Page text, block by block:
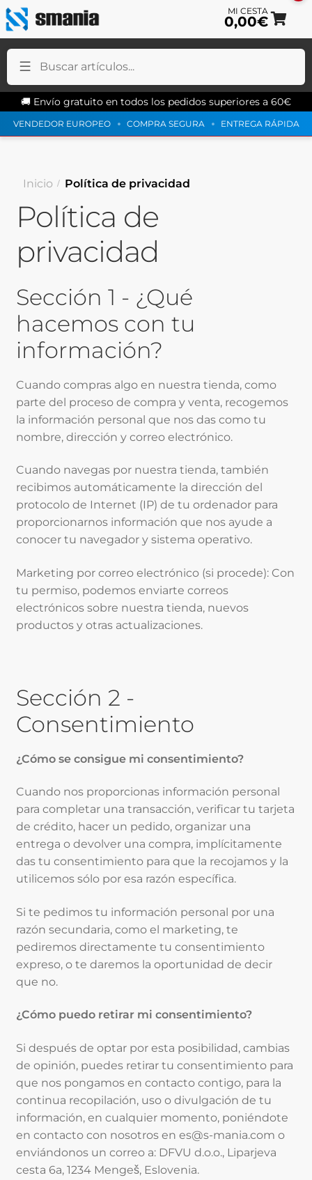
🚚 Envío gratuito en todos los pedidos superiores a 60€
VENDEDOR EUROPEO COMPRA SEGURA ENTREGA RÁPIDA
0,00€
Inicio Política de privacidad
Política de
privacidad
Sección 1 - ¿Qué
hacemos con tu
información?
Cuando compras algo en nuestra tienda, como
parte del proceso de compra y venta, recogemos
la información personal que nos das como tu
nombre, dirección y correo electrónico.
Cuando navegas por nuestra tienda, también
recibimos automáticamente la dirección del
protocolo de Internet (IP) de tu ordenador para
proporcionarnos información que nos ayude a
conocer tu navegador y sistema operativo.
Marketing por correo electrónico (si procede): Con
tu permiso, podemos enviarte correos
electrónicos sobre nuestra tienda, nuevos
productos y otras actualizaciones.
Sección 2 -
Consentimiento
¿Cómo se consigue mi consentimiento?
Cuando nos proporcionas información personal
para completar una transacción, verificar tu tarjeta
de crédito, hacer un pedido, organizar una
entrega o devolver una compra, implícitamente
das tu consentimiento para que la recojamos y la
utilicemos sólo por esa razón específica.
Si te pedimos tu información personal por una
razón secundaria, como el marketing, te
pediremos directamente tu consentimiento
expreso, o te daremos la oportunidad de decir
que no.
¿Cómo puedo retirar mi consentimiento?
Si después de optar por esta posibilidad, cambias
de opinión, puedes retirar tu consentimiento para
que nos pongamos en contacto contigo, para la
continua recopilación, uso o divulgación de tu
información, en cualquier momento, poniéndote
en contacto con nosotros en es@s-mania.com o
enviándonos un correo a: DFVU d.o.o., Liparjeva
cesta 6a, 1234 Mengeš, Eslovenia.